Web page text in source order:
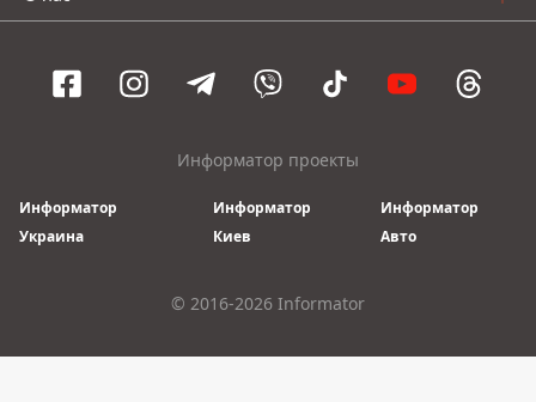
Информатор проекты
Информатор
Украина
Информатор
Киев
Информатор
Авто
© 2016-2026 Informator